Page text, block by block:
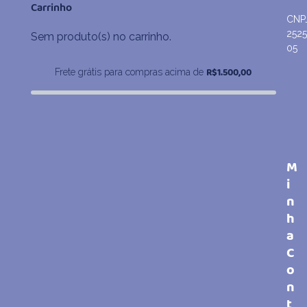
Carrinho
Sem produto(s) no carrinho.
Frete grátis para compras acima de R$1.500,00
05
M
i
n
h
a
C
o
n